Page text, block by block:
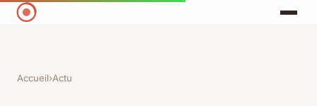
Accueil›Actu